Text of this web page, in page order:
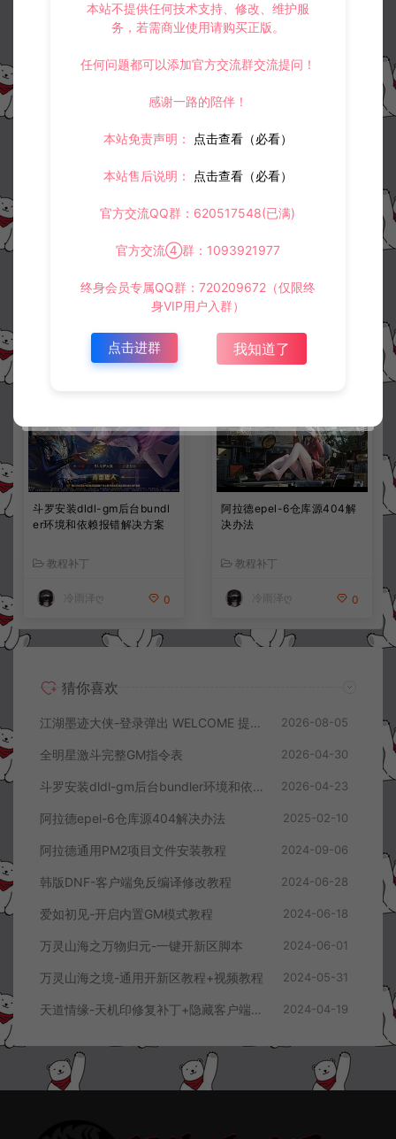
常见问题
江湖墨迹大侠-登录弹出 WE
冷雨泽ღ
全明星激斗完整GM指令表
教程补丁
斗罗安装dldl-gm后台bundl
er环境和依赖报错解决方案
教程补丁
冷雨泽ღ 0
阿拉德epel-6仓库源404解
决办法
教程补丁
冷雨泽ღ 0
猜你喜欢
江湖墨迹大侠-登录弹出 WELCOME 提示无法进游戏修复教程 2026-08-05
全明星激斗完整GM指令表 2026-04-30
斗罗安装dldl-gm后台bundler环境和依赖报错解决方案 2026-04-23
阿拉德epel-6仓库源404解决办法 2025-02-10
阿拉德通用PM2项目文件安装教程 2024-09-06
韩版DNF-客户端免反编译修改教程 2024-06-28
爱如初见-开启内置GM模式教程 2024-06-18
万灵山海之万物归元-一键开新区脚本 2024-06-01
万灵山海之境-通用开新区教程+视频教程 2024-05-31
天道情缘-天机印修复补丁+隐藏客户端顶部FPS教程 2024-04-19
本站不提供任何技术支持、修改、维护服
务，若需商业使用请购买正版。
任何问题都可以添加官方交流群交流提问！
感谢一路的陪伴！
本站免责声明： 点击查看（必看）
本站售后说明： 点击查看（必看）
官方交流QQ群：620517548(已满)
官方交流④群：1093921977
终身会员专属QQ群：720209672（仅限终
身VIP用户入群）
点击进群 我知道了